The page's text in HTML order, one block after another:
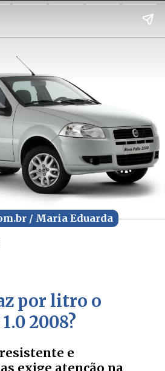
por litro o
2008?
/ Maria Eduarda
/ Maria Eduarda
e